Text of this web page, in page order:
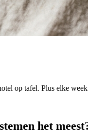
op tafel. Plus elke
het